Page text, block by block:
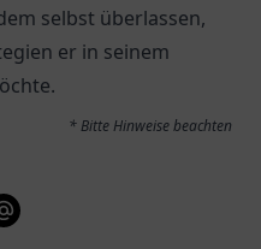
selbst überlassen,
er in seinem
* Bitte Hinweise beachten